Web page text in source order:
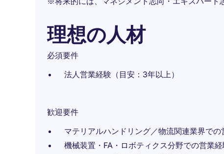
理想の人材
必須要件
法人営業経験（目安：3年以上）
歓迎要件
マテリアルハンドリング／物流関連業界での
機械装置・FA・ロボティクス分野での営業経